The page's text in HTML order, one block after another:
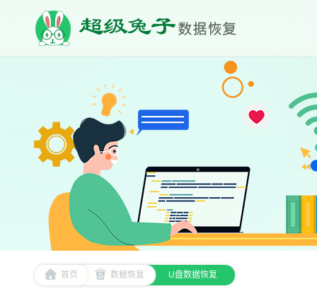
首页 数据恢复 U盘数据恢复